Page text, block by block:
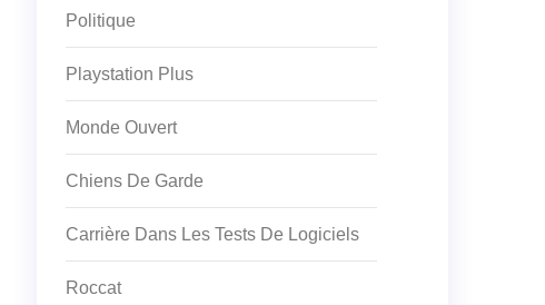
Politique
Playstation Plus
Monde Ouvert
Chiens De Garde
Carrière Dans Les Tests De Logiciels
Roccat